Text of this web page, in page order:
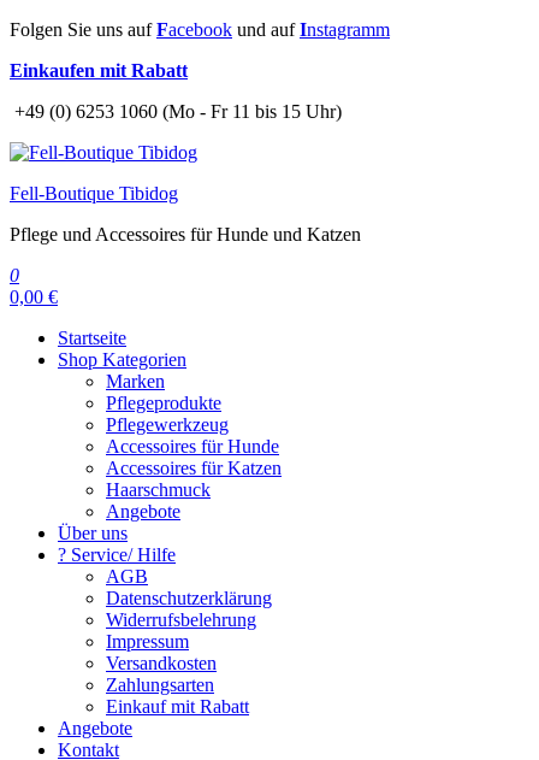
Zum
springen
Folgen Sie uns aufFacebook und aufInstagramm
Einkaufen mit Rabatt
+49 (0) 6253 1060 (Mo - Fr 11 bis 15 Uhr)
Fell-Boutique Tibidog
Pflege und Accessoires für Hunde und Katzen
0
0,00 €
Startseite
Shop Kategorien
Marken
Pflegeprodukte
Pflegewerkzeug
Accessoires für Hunde
Accessoires für Katzen
Haarschmuck
Angebote
Über uns
? Service/ Hilfe
AGB
Datenschutzerklärung
Widerrufsbelehrung
Impressum
Versandkosten
Zahlungsarten
Einkauf mit Rabatt
Angebote
Kontakt